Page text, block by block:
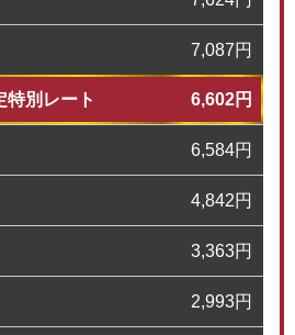
7,087円
特別レート 6,602円
6,584円
4,842円
3,363円
2,993円